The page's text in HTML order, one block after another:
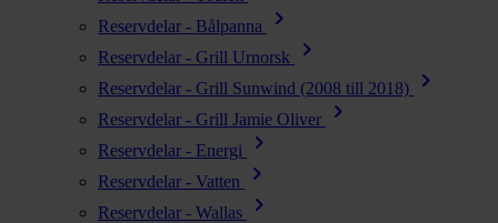
Reservdelar - Bålpanna chevron_right
Reservdelar - Grill Urnorsk chevron_right
Reservdelar - Grill Sunwind (2008 till 2018) chevron_right
Reservdelar - Grill Jamie Oliver chevron_right
Reservdelar - Energi chevron_right
Reservdelar - Vatten chevron_right
Reservdelar - Wallas
chevron_right